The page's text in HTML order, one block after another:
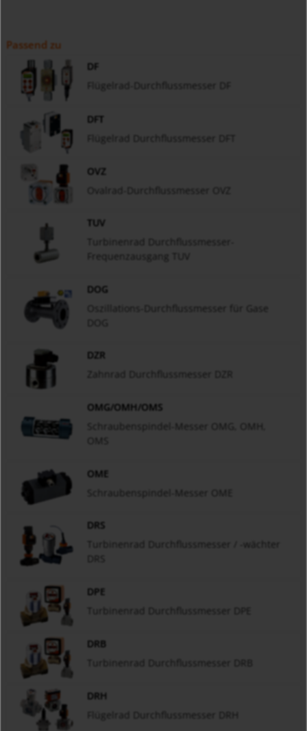
Passend zu
DF
Flügelrad-Durchflussmesser DF
DFT
Flügelrad Durchflussmesser DFT
OVZ
Ovalrad-Durchflussmesser OVZ
TUV
Frequenzausgang TUV
DOG
DZR
OMG/OMH/OMS
Schraubenspindel-Messer OMG, OMH,
OMS
OME
Schraubenspindel-Messer OME
DRS
Turbinenrad Durchflussmesser / -wächter
DPE
DRB
DRH
Flügelrad Durchflussmesser DRH